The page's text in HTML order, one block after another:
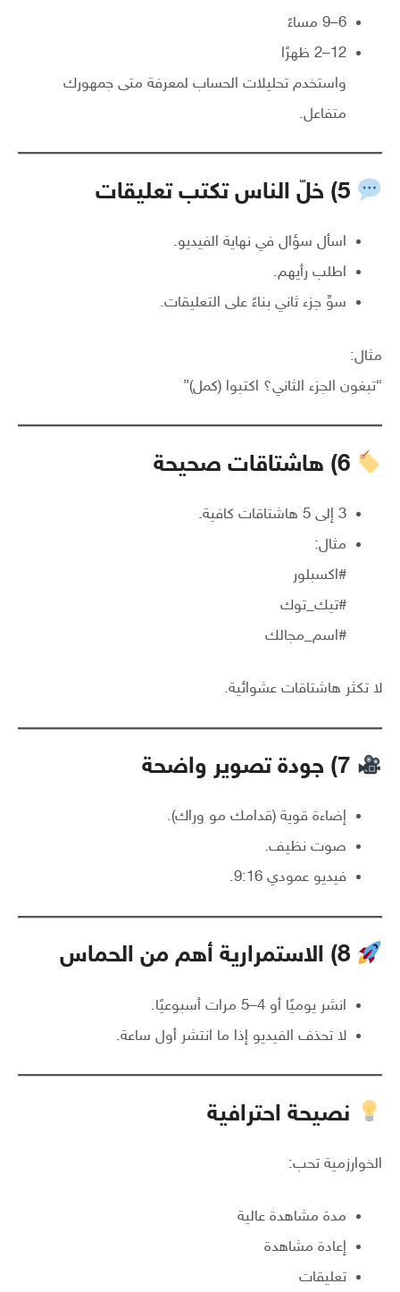
6–9 مساءً
12–2 ظهرًا
واستخدم تحليلات الحساب لمعرفة متى جمهورك
متفاعل.
5) خلّ الناس تكتب تعليقات
اسأل سؤال في نهاية الفيديو.
اطلب رأيهم.
سوِّ جزء ثاني بناءً على التعليقات.
مثال:
“تبغون الجزء الثاني؟ اكتبوا (كمل)”
6) هاشتاقات صحيحة
3 إلى 5 هاشتاقات كافية.
مثال:
#اكسبلور
#تيك_توك
#اسم_مجالك
لا تكثر هاشتاقات عشوائية.
7) جودة تصوير واضحة
إضاءة قوية (قدامك مو وراك).
صوت نظيف.
فيديو عمودي 9:16.
8) الاستمرارية أهم من الحماس
انشر يوميًا أو 4–5 مرات أسبوعيًا.
لا تحذف الفيديو إذا ما انتشر أول ساعة.
نصيحة احترافية
الخوارزمية تحب:
مدة مشاهدة عالية
إعادة مشاهدة
تعليقات